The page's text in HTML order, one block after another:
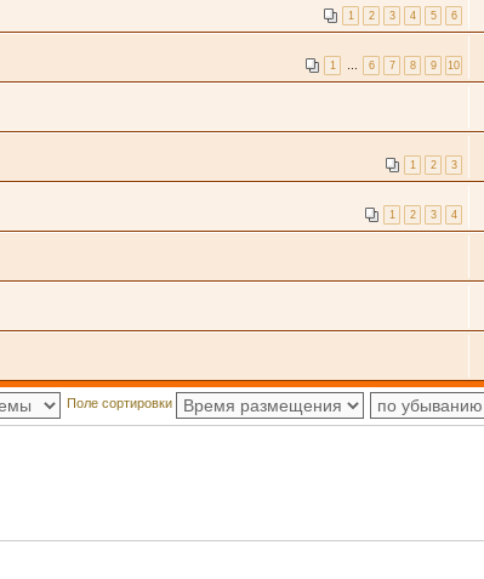
1 2 3 4 5 6
1 6 7 8 9 10
1 2 3
1 2 3 4
Поле сортировки